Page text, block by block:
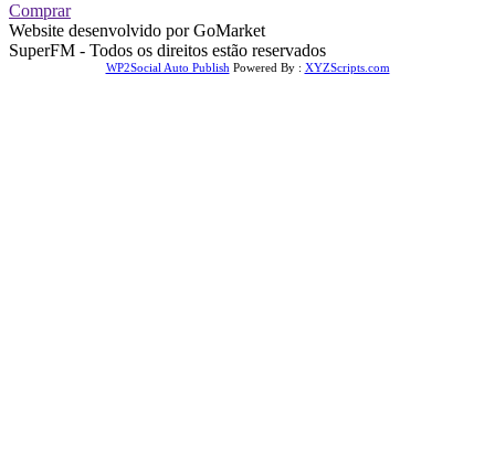
Comprar
Website desenvolvido por GoMarket
SuperFM - Todos os direitos estão reservados
WP2Social Auto Publish Powered By : XYZScripts.com